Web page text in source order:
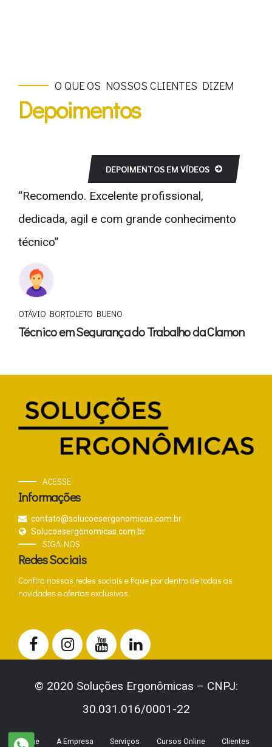
O QUE OS NOSSOS CLIENTES DIZEM
Depoimentos
DEPOIMENTOS EM VÍDEOS
“Recomendo os serviços da Debora. Ela tem
conhecimento na área e está sempre disposta
a esclarecer dúvidas e entender as
necessidades da empresa”
JULIANA DISNER
ACESSE
Informações
contato@solucoesergonomicas.com.br
Solucoesergonomicas.com.br
SIGA-NOS
Redes Sociais
novidades e ofertas exclusivas.